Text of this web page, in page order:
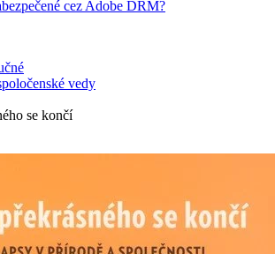
cez Adobe DRM?
vedy
se končí